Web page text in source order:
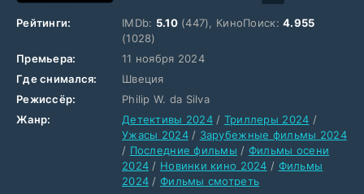
Рейтинги: IMDb: 5.10(447), КиноПоиск:4.955
(1028)
Премьера:
11 ноября 2024
Где снимался:
Швеция
Режиссёр:
Philip W. da Silva
Жанр:
Детективы 2024/ Триллеры 2024 /
Ужасы 2024/ Зарубежные фильмы 2024
/ Последние фильмы / Фильмы осени
2024 / Новинки кино 2024 / Фильмы
2024 / Фильмы смотреть